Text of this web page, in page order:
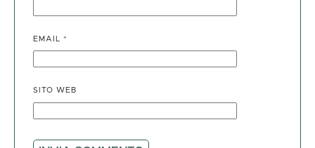
EMAIL *
SITO WEB